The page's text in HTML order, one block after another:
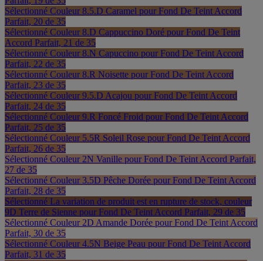
Sélectionné Couleur 8.5.D Caramel pour Fond De Teint Accord
Parfait, 20 de 35
Sélectionné Couleur 8.D Cappuccino Doré pour Fond De Teint
Accord Parfait, 21 de 35
Sélectionné Couleur 8.N Capuccino pour Fond De Teint Accord
Parfait, 22 de 35
Sélectionné Couleur 8.R Noisette pour Fond De Teint Accord
Parfait, 23 de 35
Sélectionné Couleur 9.5.D Acajou pour Fond De Teint Accord
Parfait, 24 de 35
Sélectionné Couleur 9.R Foncé Froid pour Fond De Teint Accord
Parfait, 25 de 35
Sélectionné Couleur 5.5R Soleil Rose pour Fond De Teint Accord
Parfait, 26 de 35
Sélectionné Couleur 2N Vanille pour Fond De Teint Accord Parfait,
27 de 35
Sélectionné Couleur 3.5D Pêche Dorée pour Fond De Teint Accord
Parfait, 28 de 35
Sélectionné La variation de produit est en rupture de stock, couleur
9D Terre de Sienne pour Fond De Teint Accord Parfait, 29 de 35
Sélectionné Couleur 2D Amande Dorée pour Fond De Teint Accord
Parfait, 30 de 35
Sélectionné Couleur 4.5N Beige Peau pour Fond De Teint Accord
Parfait, 31 de 35